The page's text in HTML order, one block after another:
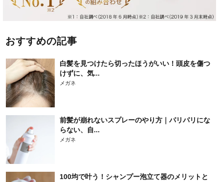
おすすめの記事
白髪を見つけたら切ったほうがいい！頭皮を傷つ
けずに、気...
メガネ
前髪が崩れないスプレーのやり方｜パリパリにな
らない、自...
メガネ
100均で叶う！シャンプー泡立て器のメリットと